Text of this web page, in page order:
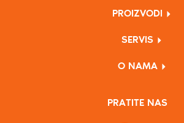
PROIZVODI
SERVIS
O NAMA
PRATITE NAS